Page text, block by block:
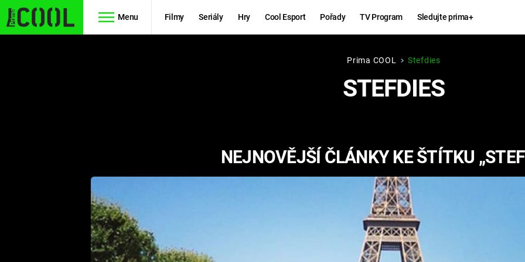
Menu Filmy Seriály Hry Cool Esport Pořady TV Program Sledujte prima+
FUTURAMA
RYCHLE A
ZBĚSILE 10
Hry
KINGDOM
COME:
DELIVERANCE
ESPORT
Prima COOL Stefdies
STEFDIES
NEJNOVĚJŠÍ ČLÁNKY KE ŠTÍTKU